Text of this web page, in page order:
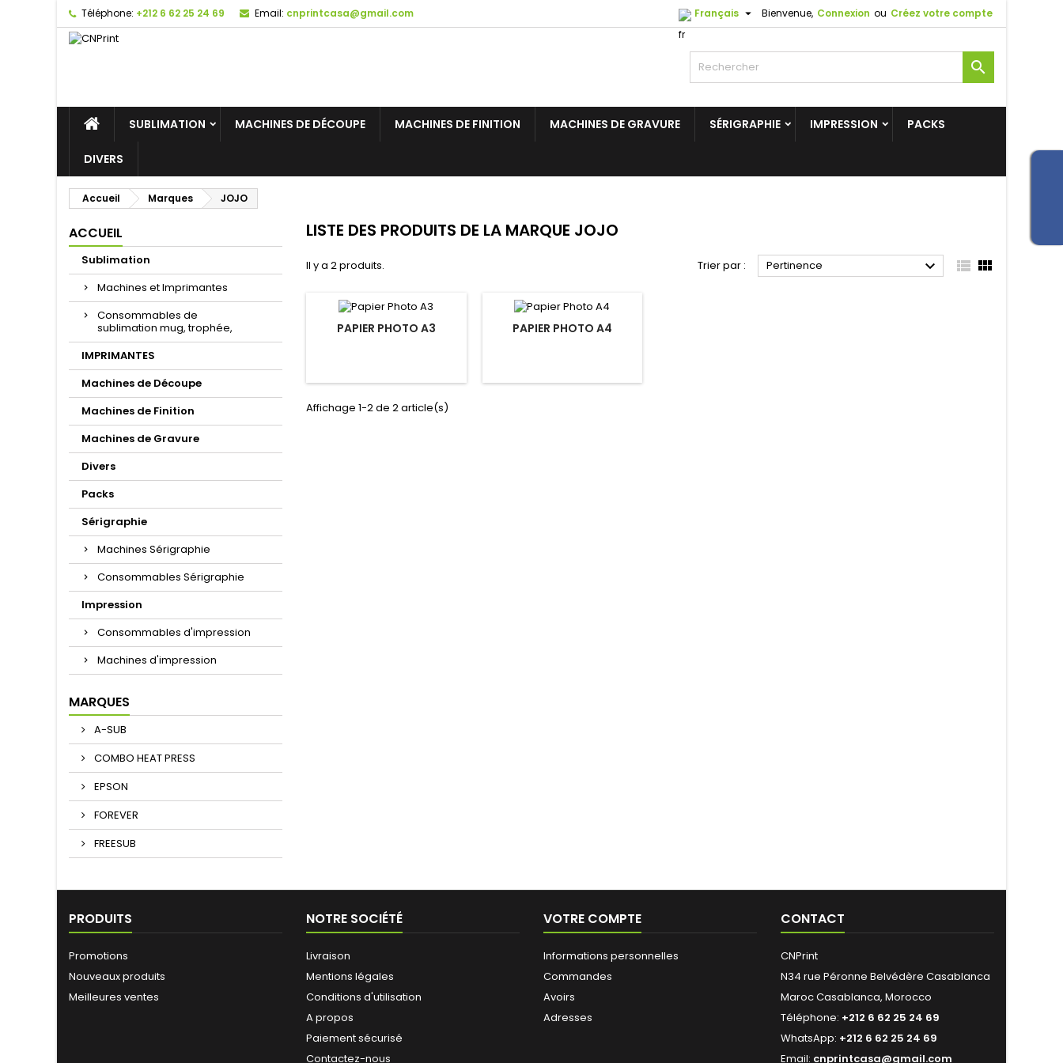
Téléphone: +212 6 62 25 24 69 Email: cnprintcasa@gmail.com Bienvenue, Connexion ou Créez votre compte
Français 

SUBLIMATION MACHINES DE DÉCOUPE MACHINES DE FINITION MACHINES DE GRAVURE SÉRIGRAPHIE IMPRESSION PACKS
DIVERS
Accueil Marques JOJO
ACCUEIL
Sublimation
Machines et Imprimantes
Consommables de
sublimation mug, trophée,
IMPRIMANTES
Machines de Découpe
Machines de Finition
Machines de Gravure
Divers
Packs
Sérigraphie
Machines Sérigraphie
Consommables Sérigraphie
Impression
Consommables d'impression
Machines d'impression
MARQUES
A-SUB
COMBO HEAT PRESS
EPSON
FOREVER
FREESUB
LISTE DES PRODUITS DE LA MARQUE JOJO
Il y a 2 produits. Trier par : Pertinence   
PAPIER PHOTO A3 PAPIER PHOTO A4
Affichage 1-2 de 2 article(s)
PRODUITS
Promotions
Nouveaux produits
Meilleures ventes
NOTRE SOCIÉTÉ
Livraison
Mentions légales
Conditions d'utilisation
A propos
Paiement sécurisé
Contactez-nous
VOTRE COMPTE
Informations personnelles
Commandes
Avoirs
Adresses
CONTACT
CNPrint
N34 rue Péronne Belvédère Casablanca
Maroc Casablanca, Morocco
Téléphone: +212 6 62 25 24 69
WhatsApp: +212 6 62 25 24 69
Email: cnprintcasa@gmail.com